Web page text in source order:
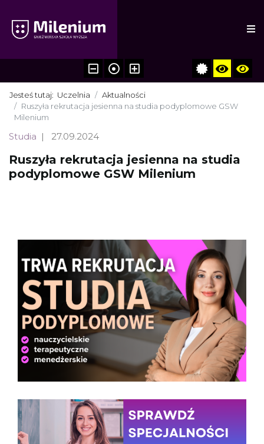
Jesteś tutaj: Uczelnia
Aktualności
Ruszyła rekrutacja jesienna na studia podyplomowe GSW
Milenium
Studia 27.09.2024
Ruszyła rekrutacja jesienna na studia
podyplomowe GSW Milenium